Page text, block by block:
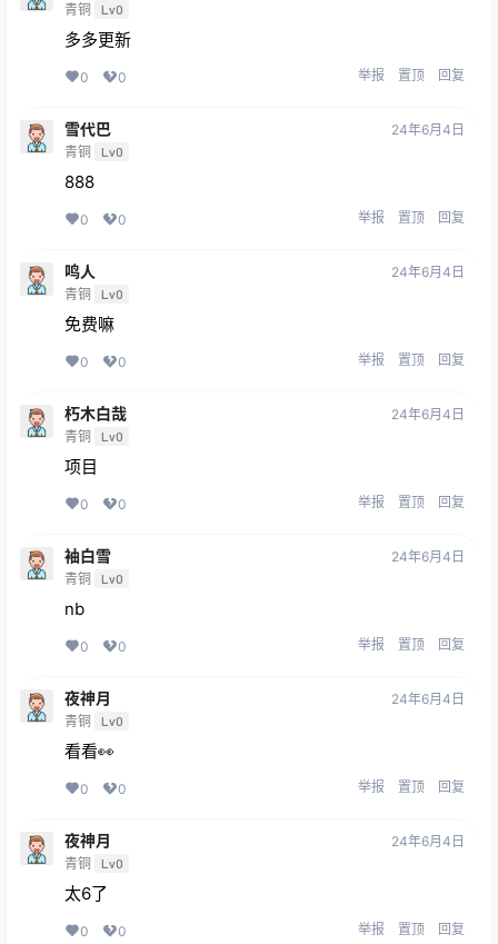
青铜 Lv0
多多更新
0 0 举报 置顶 回复
雪代巴
青铜 Lv0
24年6月4日
888
0 0 举报 置顶 回复
鸣人
青铜 Lv0
24年6月4日
免费嘛
0 0 举报 置顶 回复
朽木白哉
青铜 Lv0
24年6月4日
项目
0 0 举报 置顶 回复
袖白雪
青铜 Lv0
24年6月4日
nb
0 0 举报 置顶 回复
夜神月
青铜 Lv0
24年6月4日
看看👀
0 0 举报 置顶 回复
夜神月
青铜 Lv0
24年6月4日
太6了
0 0 举报 置顶 回复